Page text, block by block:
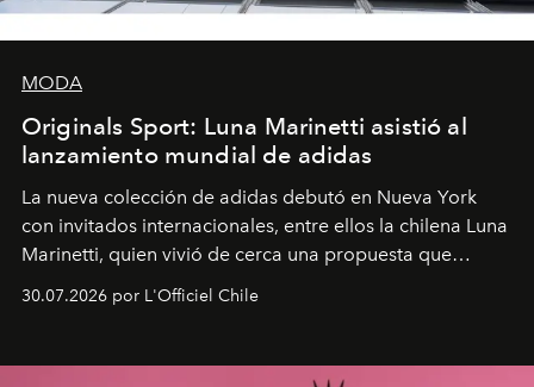
MODA
Originals Sport: Luna Marinetti asistió al
lanzamiento mundial de adidas
La nueva colección de adidas debutó en Nueva York
con invitados internacionales, entre ellos la chilena Luna
Marinetti, quien vivió de cerca una propuesta que
fusiona moda y rendimiento.
30.07.2026 por L'Officiel Chile